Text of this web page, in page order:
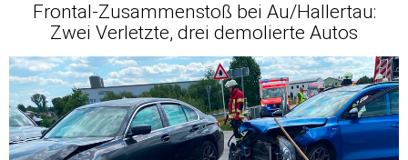
Frontal-Zusammenstoß bei Au/Hallertau:
Zwei Verletzte, drei demolierte Autos